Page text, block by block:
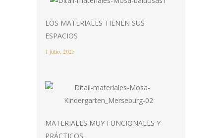
LOS MATERIALES TIENEN SUS
ESPACIOS
1 julio, 2025
MATERIALES MUY FUNCIONALES Y
PRÁCTICOS.